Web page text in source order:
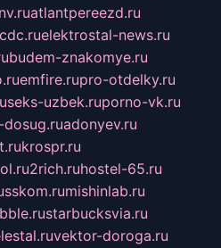
atlantpereezd.ru
elektrostal-news.ru
budem-znakomye.ru
emfire.rupro-otdelky.ru
seks-uzbek.ruporno-vk.ru
adonyev.ru
krospr.ru
2rich.ruhostel-65.ru
mishinlab.ru
starbucksvia.ru
vektor-doroga.ru